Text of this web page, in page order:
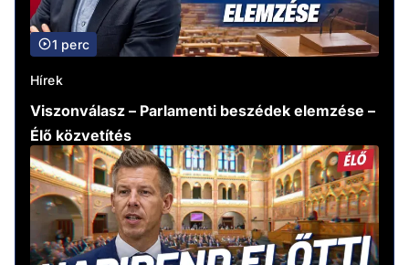
1 perc
Hírek
Viszonválasz – Parlamenti beszédek elemzése –
Élő közvetítés